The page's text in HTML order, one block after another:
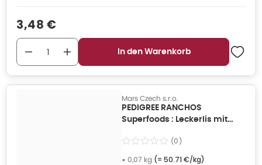
Verkaufspreis
3,48 €
In den Warenkorb
Mars Czech s.r.o.
PEDIGREE RANCHOS
Superfoods : Leckerlis mit
Reis 0,07 kg (0)
• 0,07 kg (= 50.71 €/kg)